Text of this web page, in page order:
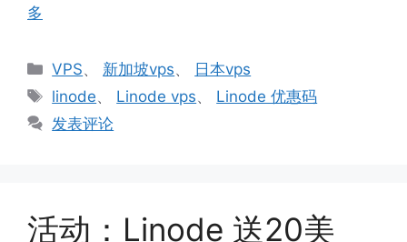
多
分
类
VPS、 新加坡vps、 日本vps
标
签
linode、 Linode vps、 Linode 优惠码
发表评论
活动：Linode 送20美